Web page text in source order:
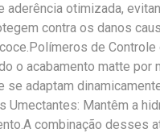
aderência otimizada,
contra os danos
de
o acabamento matte
se adaptam
Umectantes: Mantêm a
combinação desses